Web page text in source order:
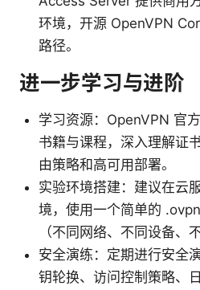
环境，开源 OpenVPN
路径。
进一步学习与进阶
学习资源：OpenVPN 官
书籍与课程，深入理解证
由策略和高可用部署。
实验环境搭建：建议在云
境，使用一个简单的
（不同网络、不同设备、
安全演练：定期进行安全
钥轮换、访问控制策略、